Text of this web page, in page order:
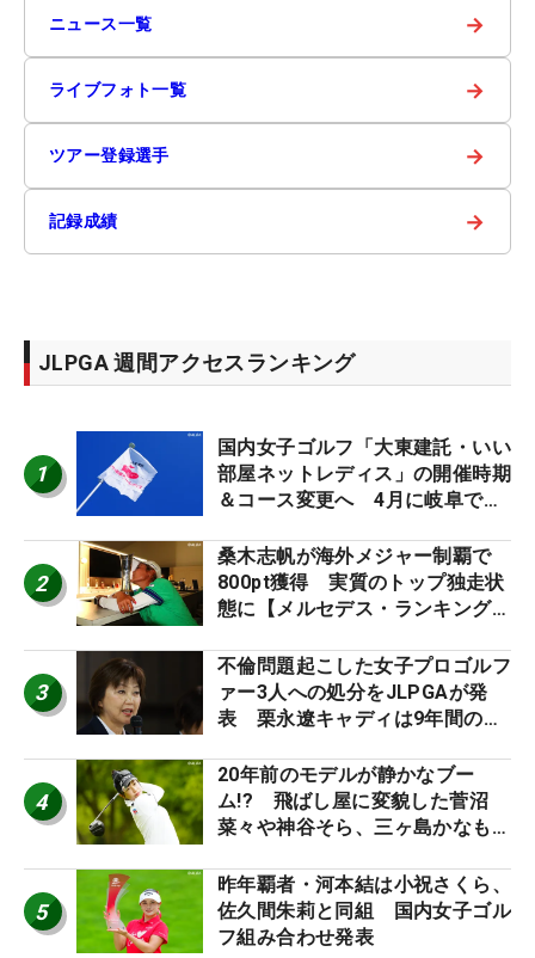
ニュース一覧 →
ライブフォト一覧 →
ツアー登録選手 →
記録成績 →
JLPGA 週間アクセスランキング
1
国内女子ゴルフ「大東建託・いい
部屋ネットレディス」の開催時期
＆コース変更へ 4月に岐阜で開
2
桑木志帆が海外メジャー制覇で
800pt獲得 実質のトップ独走状
態に【メルセデス・ランキング番
3
不倫問題起こした女子プロゴルフ
ァー3人への処分をJLPGAが発
表 栗永遼キャディは9年間の立
4
20年前のモデルが静かなブー
ム!? 飛ばし屋に変貌した菅沼
菜々や神谷そら、三ヶ島かなも使
ロたちの“飛ばしギア”】
5
昨年覇者・河本結は小祝さくら、
佐久間朱莉と同組 国内女子ゴル
フ組み合わせ発表